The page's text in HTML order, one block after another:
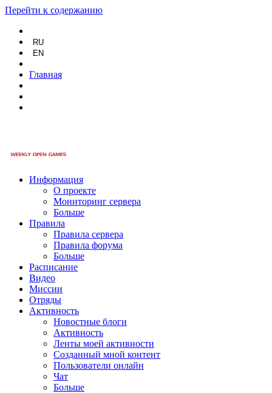
Перейти к содержанию
RU
EN
Главная
Информация
О проекте
Мониторинг сервера
Больше
Правила
Правила сервера
Правила форума
Больше
Расписание
Видео
Миссии
Отряды
Активность
Новостные блоги
Активность
Ленты моей активности
Созданный мной контент
Пользователи онлайн
Чат
Больше